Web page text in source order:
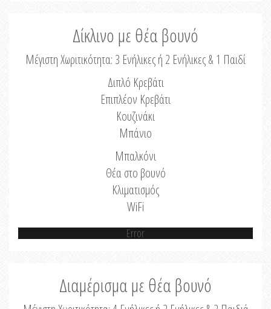
Δίκλινο με θέα βουνό
Μέγιστη Χωριτικότητα: 3 Ενήλικες ή 2 Ενήλικες & 1 Παιδί
Διπλό Κρεβάτι
Επιπλέον Κρεβάτι
Κουζινάκι
Μπάνιο
Μπαλκόνι
Θέα στο βουνό
Κλιματισμός
WiFi
Error
Διαμέρισμα με θέα βουνό